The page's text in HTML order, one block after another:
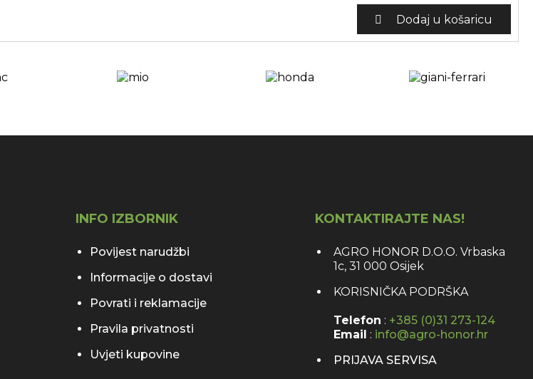
Dodaj u košaricu
INFO IZBORNIK
Povijest narudžbi
Informacije o dostavi
Povrati i reklamacije
Pravila privatnosti
Uvjeti kupovine
KONTAKTIRAJTE NAS!
AGRO HONOR D.O.O. Vrbaska
1c, 31 000 Osijek
KORISNIČKA PODRŠKA
Telefon : +385 (0)31 273-124
Email : info@agro-honor.hr
PRIJAVA SERVISA